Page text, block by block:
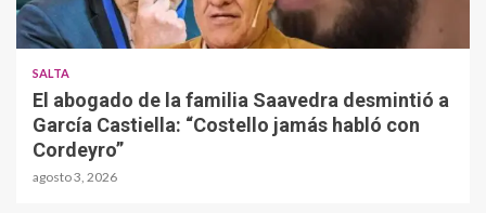
SALTA
El abogado de la familia Saavedra desmintió a
García Castiella: “Costello jamás habló con
Cordeyro”
agosto 3, 2026